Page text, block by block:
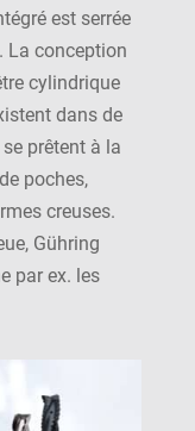
est serrée
La conception
cylindrique
dans de
prêtent à la
poches,
creuses.
Gühring
par ex. les